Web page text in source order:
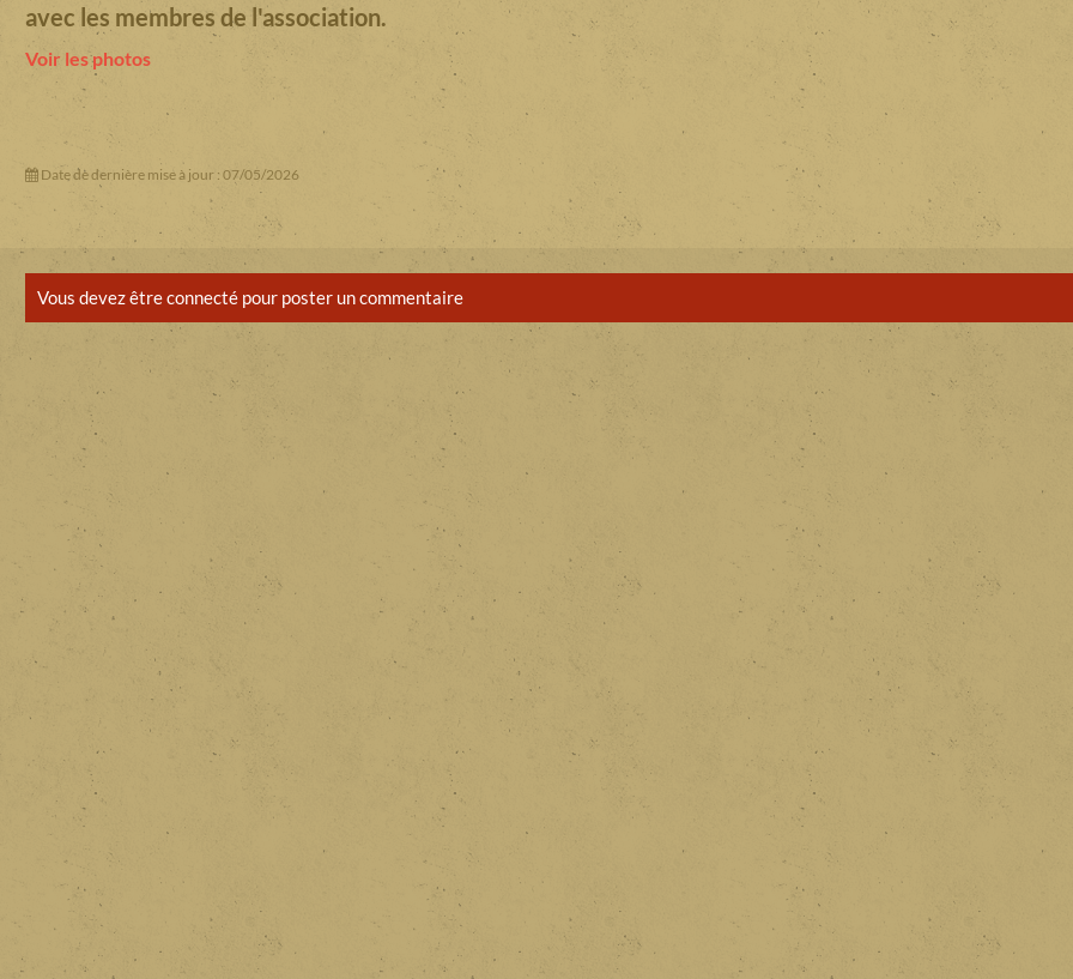
avec les membres de l'association.
Voir les photos
Date de dernière mise à jour : 07/05/2026
Vous devez être connecté pour poster un commentaire